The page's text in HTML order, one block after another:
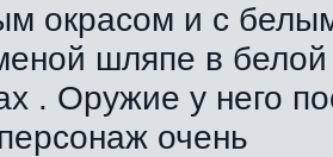
окрасом и с
шляпе в
. Оружие у него
очень